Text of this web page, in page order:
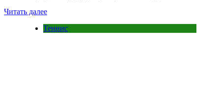
Читать далее
Теннис